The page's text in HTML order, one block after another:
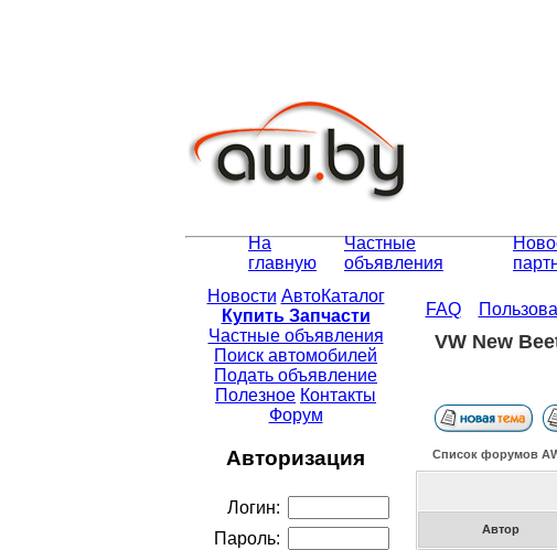
На
главную
Частные
объявления
Новости АвтоКаталог
Купить Запчасти
Частные объявления
Поиск автомобилей
Подать объявление
Полезное Контакты
Форум
Авторизация
Логин:
Пароль:
FAQ
VW New
Список форумов
Автор